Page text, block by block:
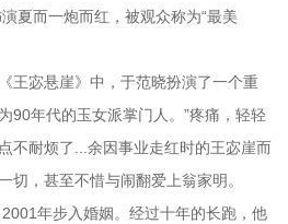
夏而一炮而红，被观众称为“最美
王宓悬崖》中，于范晓扮演了一个重
90年代的玉女派掌门人。”疼痛，轻轻
不耐烦了...余因事业走红时的王宓崖而
切，甚至不惜与闹翻爱上翁家明。
年步入婚姻。经过十年的长跑，他